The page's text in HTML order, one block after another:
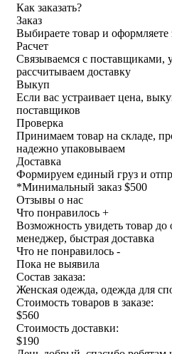
Как заказать?
Заказ
Выбираете товар и оформляете
Расчет
Связываемся с поставщиками,
рассчитываем доставку
Выкуп
Если вас устраивает цена,
поставщиков
Проверка
Принимаем товар на складе,
надежно упаковываем
Доставка
Формируем единый груз и
*Минимальный заказ $500
Отзывы о нас
Что понравилось +
Возможность увидеть товар
менеджер, быстрая доставка
Что не понравилось -
Пока не выявила
Состав заказа:
Женская одежда, одежда для
Стоимость товаров в заказе:
$560
Стоимость доставки:
$190